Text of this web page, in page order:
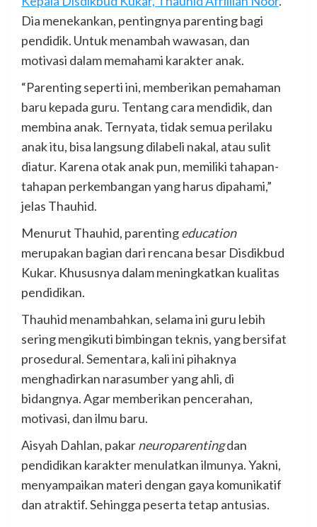
Dia menekankan, pentingnya parenting bagi
pendidik. Untuk menambah wawasan, dan
motivasi dalam memahami karakter anak.
“Parenting seperti ini, memberikan pemahaman
baru kepada guru. Tentang cara mendidik, dan
membina anak. Ternyata, tidak semua perilaku
anak itu, bisa langsung dilabeli nakal, atau sulit
diatur. Karena otak anak pun, memiliki tahapan-
tahapan perkembangan yang harus dipahami,”
jelas Thauhid.
Menurut Thauhid, parentingeducation
merupakan bagian dari rencana besar Disdikbud
Kukar. Khususnya dalam meningkatkan kualitas
pendidikan.
Thauhid menambahkan, selama ini guru lebih
sering mengikuti bimbingan teknis, yang bersifat
prosedural. Sementara, kali ini pihaknya
menghadirkan narasumber yang ahli, di
bidangnya. Agar memberikan pencerahan,
motivasi, dan ilmu baru.
Aisyah Dahlan, pakarneuroparentingdan
pendidikan karakter menulatkan ilmunya. Yakni,
menyampaikan materi dengan gaya komunikatif
dan atraktif. Sehingga peserta tetap antusias.